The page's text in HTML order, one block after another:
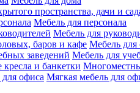
Мебель для персонала
Мебель для
Мебель для
Мебель для
Мягкая мебель для